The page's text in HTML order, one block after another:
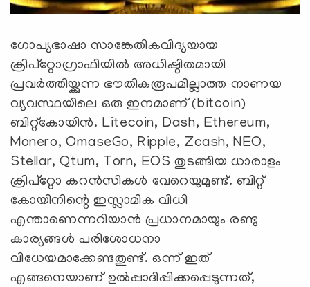
ഗോപ്യഭാഷാ സാങ്കേതികവിദ്യയായ
ക്രിപ്‌റ്റോഗ്രാഫിയില്‍ അധിഷ്ഠിതമായി
പ്രവര്‍ത്തിയ്ക്കുന്ന ഭൗതികരൂപമില്ലാത്ത നാണയ
വ്യവസ്ഥയിലെ ഒരു ഇനമാണ് (bitcoin)
ബിറ്റ്കോയിന്‍. Litecoin, Dash, Ethereum,
Monero, OmaseGo, Ripple, Zcash, NEO,
Stellar, Qtum, Torn, EOS തുടങ്ങിയ ധാരാളം
ക്രിപ്റ്റോ കറന്‍സികള്‍ വേറെയുമുണ്ട്. ബിറ്റ്
കോയിനിന്റെ ഇസ്ലാമിക വിധി
എന്താണെന്നറിയാന്‍ പ്രധാനമായും രണ്ടു
കാര്യങ്ങള്‍ പരിശോധനാ
വിധേയമാക്കേണ്ടതുണ്ട്. ഒന്ന് ഇത്
എങ്ങനെയാണ് ഉല്‍പ്പാദിപ്പിക്കപ്പെടുന്നത്,